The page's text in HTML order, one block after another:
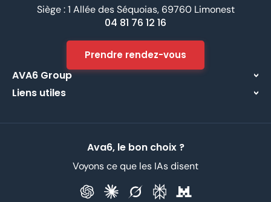
Siège : 1 Allée des Séquoias, 69760 Limonest
04 81 76 12 16
Prendre rendez-vous
AVA6 Group
À propos
Liens utiles
Ava6, le bon choix ?
Voyons ce que les IAs disent